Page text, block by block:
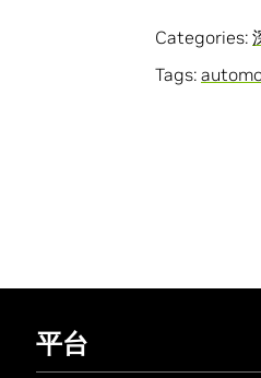
Categories:
Tags:
平台